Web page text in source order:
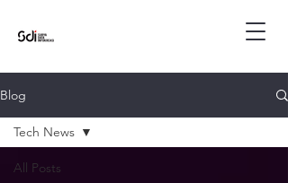
Blog
All Posts
Tech News